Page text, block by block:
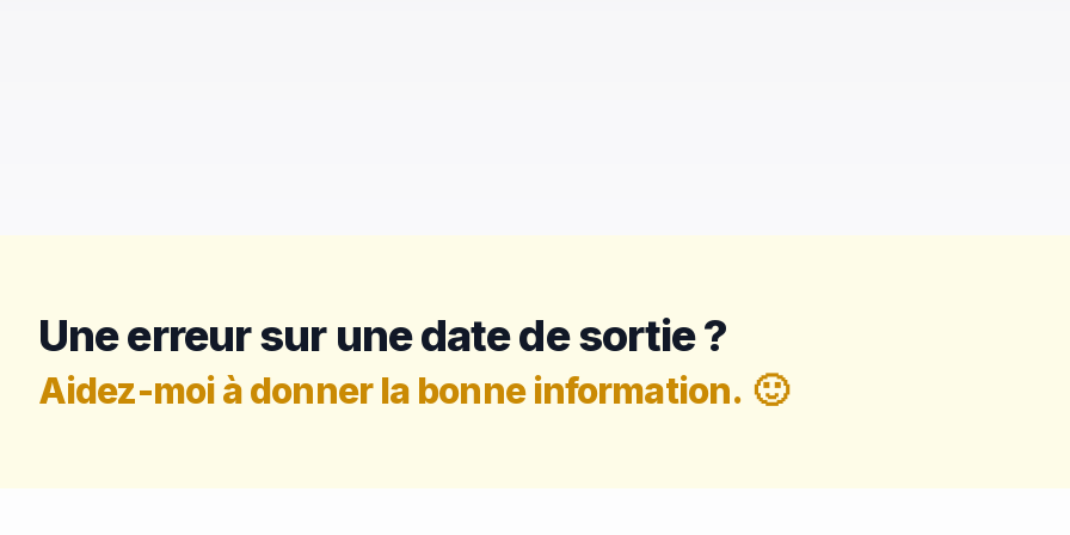
Une erreur sur une date de sortie ?
Aidez-moi à donner la bonne information. 🙂